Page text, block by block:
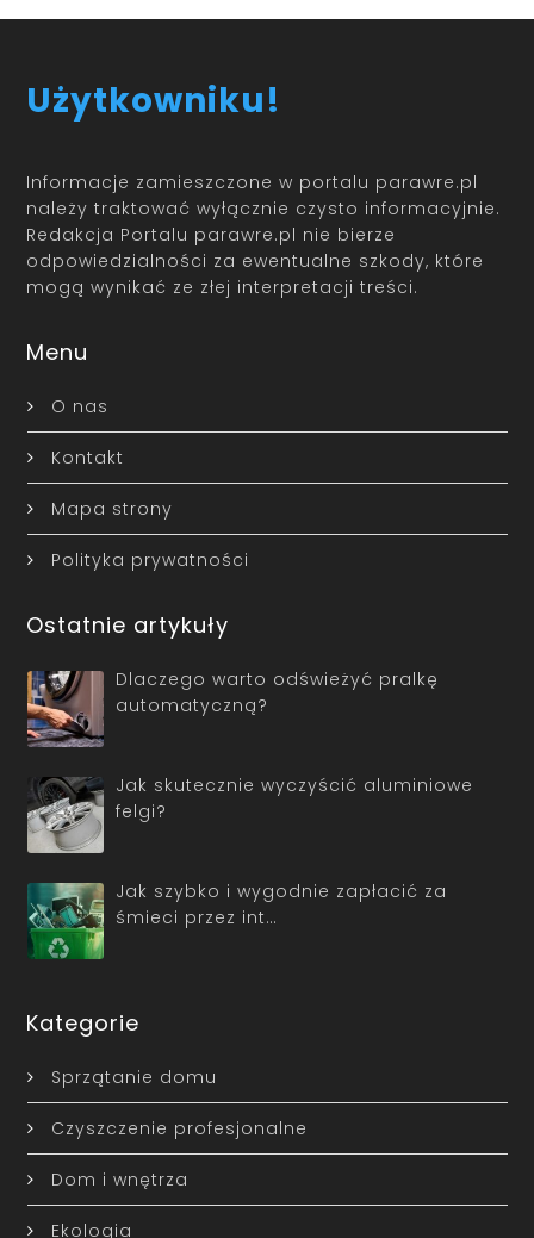
Użytkowniku!
Informacje zamieszczone w portalu parawre.pl
należy traktować wyłącznie czysto informacyjnie.
Redakcja Portalu parawre.pl nie bierze
odpowiedzialności za ewentualne szkody, które
mogą wynikać ze złej interpretacji treści.
Menu
O nas
Kontakt
Mapa strony
Polityka prywatności
Ostatnie artykuły
Dlaczego warto odświeżyć pralkę
automatyczną?
Jak skutecznie wyczyścić aluminiowe
felgi?
Jak szybko i wygodnie zapłacić za
śmieci przez int…
Kategorie
Sprzątanie domu
Czyszczenie profesjonalne
Dom i wnętrza
Ekologia